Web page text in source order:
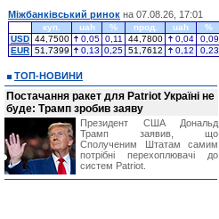
Міжбанківський ринок на 07.08.26, 17:01
куп. uah % прод. uah
%
USD 44,7500 0,05 0,11 44,7800 0,04
0,09
EUR 51,7399 0,13 0,25 51,7612 0,12 0,23
ТОП-НОВИНИ
Постачання ракет для Patriot Україні не
буде: Трамп зробив заяву
Президент США Дональд
Трамп заявив, що
Сполученим Штатам самим
потрібні перехоплювачі до
систем Patriot.